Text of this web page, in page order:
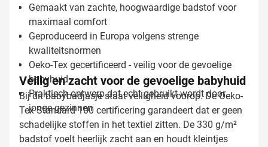
Gemaakt van zachte, hoogwaardige badstof voor
maximaal comfort
Geproduceerd in Europa volgens strenge
kwaliteitsnormen
Oeko-Tex gecertificeerd - veilig voor de gevoelige
babyhuid
Praktisch ontwerp dat echt gebruikt wordt door
jonge gezinnen
Veilig en zacht voor de gevoelige babyhuid
Bij dit babybadjasje staat veiligheid voorop. De Oeko-
Tex Standard 100 certificering garandeert dat er geen
schadelijke stoffen in het textiel zitten. De 330 g/m²
badstof voelt heerlijk zacht aan en houdt kleintjes